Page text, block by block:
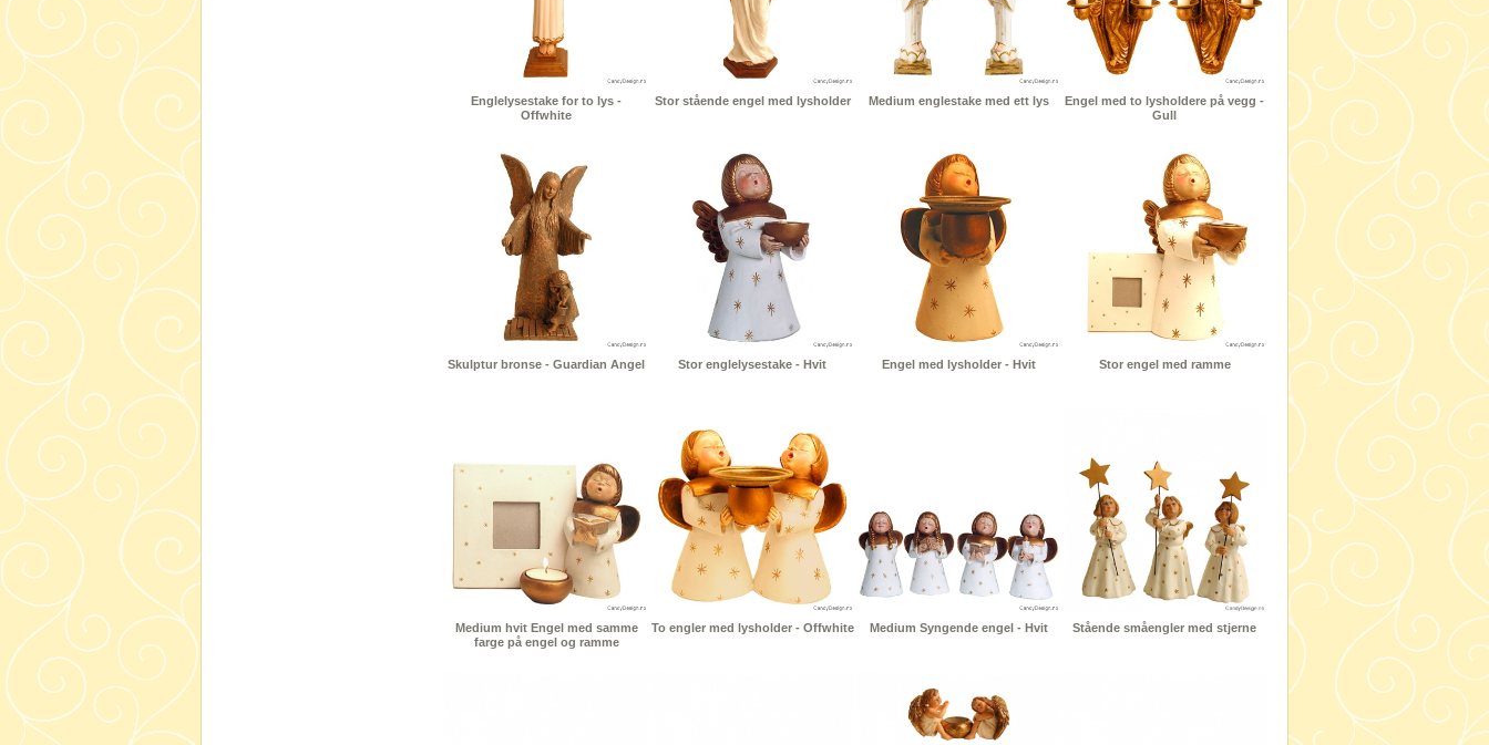
Englelysestake for to lys -
Offwhite
Stor stående engel med lysholder Medium englestake med ett lys
Engel med to lysholdere på vegg -
Gull
Skulptur bronse - Guardian Angel Stor englelysestake - Hvit Engel med lysholder - Hvit Stor engel med ramme
Medium hvit Engel med samme
farge på engel og ramme
To engler med lysholder - Offwhite Medium Syngende engel - Hvit Stående småengler med stjerne